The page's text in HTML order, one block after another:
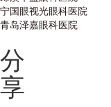
宁国眼视光眼科医院
青岛泽嘉眼科医院
分
享